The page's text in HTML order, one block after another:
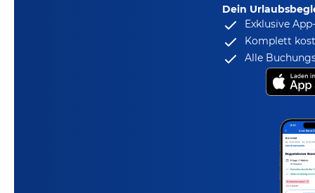
Dein
Exklusive
Komplett
Alle